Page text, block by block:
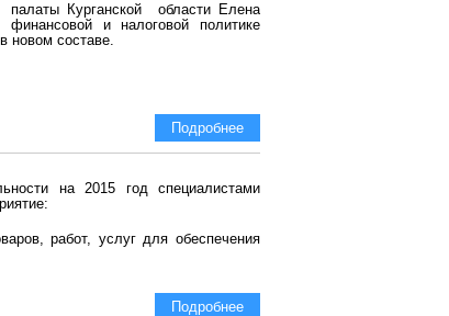
палаты Курганской области Елена
и налоговой политике
новом составе.
Подробнее
на 2015 год специалистами
работ, услуг для обеспечения
Подробнее